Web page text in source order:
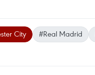
City #Real Madrid